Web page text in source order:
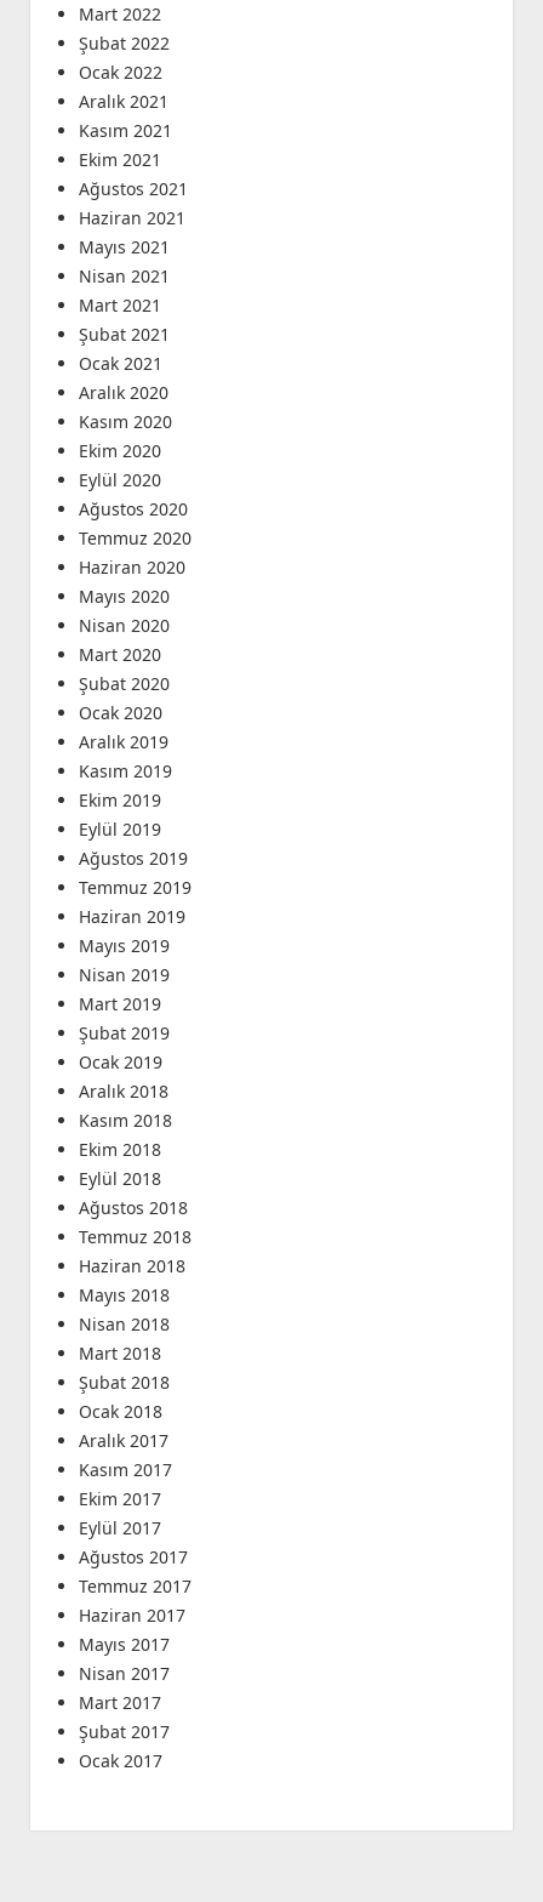
Mart 2022
Şubat 2022
Ocak 2022
Aralık 2021
Kasım 2021
Ekim 2021
Ağustos 2021
Haziran 2021
Mayıs 2021
Nisan 2021
Mart 2021
Şubat 2021
Ocak 2021
Aralık 2020
Kasım 2020
Ekim 2020
Eylül 2020
Ağustos 2020
Temmuz 2020
Haziran 2020
Mayıs 2020
Nisan 2020
Mart 2020
Şubat 2020
Ocak 2020
Aralık 2019
Kasım 2019
Ekim 2019
Eylül 2019
Ağustos 2019
Temmuz 2019
Haziran 2019
Mayıs 2019
Nisan 2019
Mart 2019
Şubat 2019
Ocak 2019
Aralık 2018
Kasım 2018
Ekim 2018
Eylül 2018
Ağustos 2018
Temmuz 2018
Haziran 2018
Mayıs 2018
Nisan 2018
Mart 2018
Şubat 2018
Ocak 2018
Aralık 2017
Kasım 2017
Ekim 2017
Eylül 2017
Ağustos 2017
Temmuz 2017
Haziran 2017
Mayıs 2017
Nisan 2017
Mart 2017
Şubat 2017
Ocak 2017